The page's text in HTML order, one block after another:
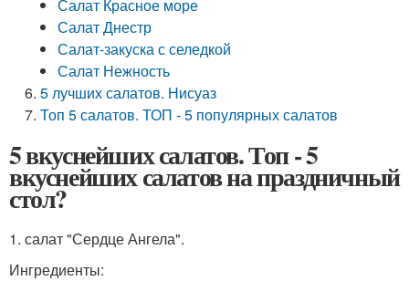
Салат Красное море
Салат Днестр
Салат-закуска с селедкой
Салат Нежность
5 лучших салатов. Нисуаз
Топ 5 салатов. ТОП - 5 популярных салатов
5 вкуснейших салатов. Топ - 5
вкуснейших салатов на праздничный
стол?
1. салат "Сердце Ангела".
Ингредиенты: